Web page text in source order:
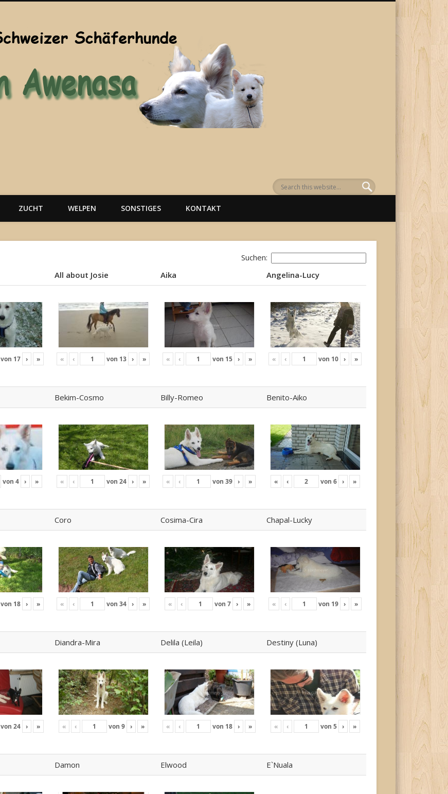
ZUCHT WELPEN SONSTIGES KONTAKT
Suchen:
All about Josie Aika
Angelina-Lucy
von 17 › » « ‹ von 13 › » « ‹ von 15 › » « ‹ von 10 › »
Bekim-Cosmo Billy-Romeo Benito-Aiko
von 4 › » « ‹ von24 › » « ‹ von39 › » « ‹ von 6 › »
Coro Cosima-Cira Chapal-Lucky
von 18 › » « ‹ von34 › » « ‹ von 7 › » « ‹ von 19 › »
Diandra-Mira Delila (Leila) Destiny (Luna)
von24 › » « ‹ von 9 › » « ‹ von 18 › » « ‹ von 5 › »
Damon Elwood E`Nuala